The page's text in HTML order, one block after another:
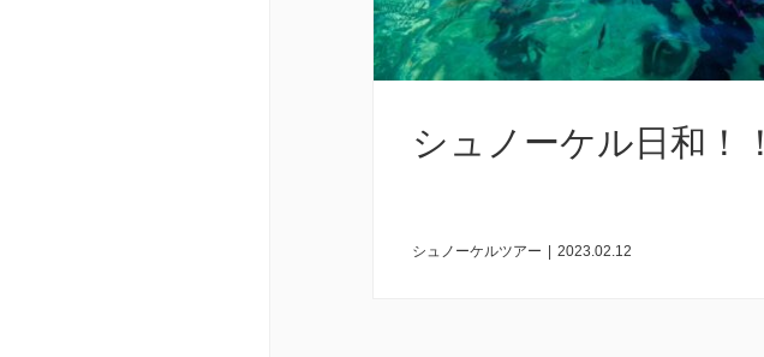
シュノーケル日和！！
シュノーケルツアー | 2023.02.12